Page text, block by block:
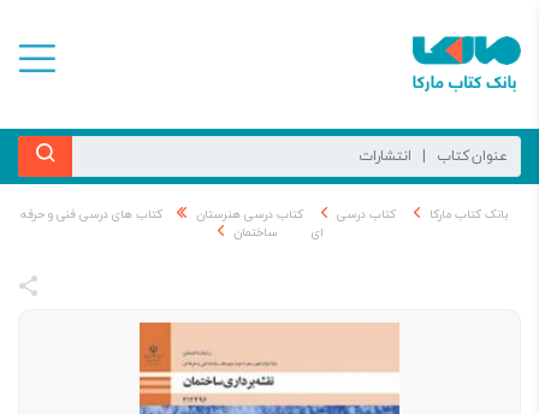
بانک کتاب مارکا کتاب درسی کتاب درسی هنرستان
کتاب های درسی فنی و حرفه
ای
ساختمان